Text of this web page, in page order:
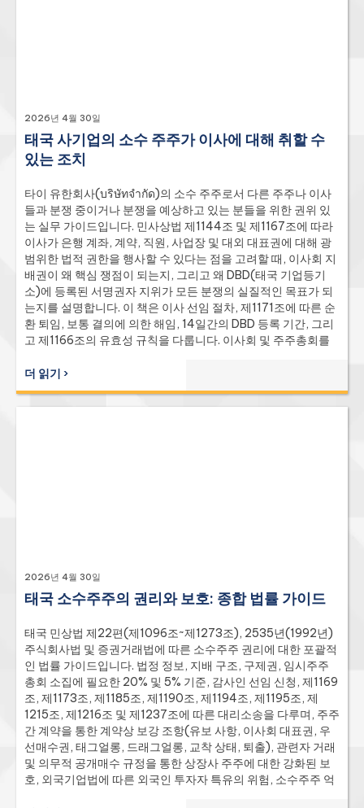
2026년 4월 30일
태국 사기업의 소수 주주가 이사에 대해 취할 수
있는 조치
타이 유한회사(บริษัทจำกัด)의 소수 주주로서 다른 주주나 이사
들과 분쟁 중이거나 분쟁을 예상하고 있는 분들을 위한 권위 있
는 실무 가이드입니다. 민사상법 제1144조 및 제1167조에 따라
이사가 은행 계좌, 계약, 직원, 사업장 및 대외 대표권에 대해 광
범위한 법적 권한을 행사할 수 있다는 점을 고려할 때, 이사회 지
배권이 왜 핵심 쟁점이 되는지, 그리고 왜 DBD(태국 기업등기
소)에 등록된 서명권자 지위가 모든 분쟁의 실질적인 목표가 되
는지를 설명합니다. 이 책은 이사 선임 절차, 제1171조에 따른 순
환 퇴임, 보통 결의에 의한 해임, 14일간의 DBD 등록 기간, 그리
고 제1166조의 유효성 규칙을 다룹니다. 이사회 및 주주총회를
1166조, 제1173조, 제1174조, 제1175조, 제1178조, 제1182조,
제1184조, 제1185조, 제1187조, 1190, 1191, 1194, 1195, 1207
조)에 관한 절차 규칙을 규정하며, 태국 대법원(ศาลฎีกา)의 주요
기, 제350조에 따른 채권자 기망, 컴퓨터 관련 범죄법, 그리고
B.E. 2499년 (1956)에 따른 범죄. 직원인 소수 이사들의 노동법
기에는 노동보호법 제118조에 따른 법정 퇴직금(30일에서 400
일분의 전액), 대법원 판결 제2923/2524호에 따른 계약 무효
화, 노동법원 설립 및 절차에 관한 법률(B.E. 2522) 제49조에 따
른 부당해고 보상, 미지급 임금에 대한 15% 이자 및 7일당 15%
의 가산금, 그리고 노동보호법(LPA) 제144조에 따른 형사 책임
등이 포함됩니다. 법원 수수료 및 일정표, 제1195조의 일반적인
사유, 형사 규정 요약, 기한이 명시된 8단계 전략적 절차 전체, 그
리고 포괄적인 FAQ가 포함되어 있습니다. 인용된 출처로는 기업
진흥국(dbd.go.th), 사법부 수수료 계산기(fees.coj.go.th), 노
동부(mol.go.th), 노동보호복지국(labour.go.th), 법무부
더 읽기 ›
2026년 4월 30일
태국 소수주주의 권리와 보호: 종합 법률 가이드
태국 민상법 제22편(제1096조~제1273조), 2535년(1992년)
주식회사법 및 증권거래법에 따른 소수주주 권리에 대한 포괄적
인 법률 가이드입니다. 법정 정보, 지배 구조, 구제권, 임시주주
총회 소집에 필요한 20% 및 5% 기준, 감사인 선임 신청, 제1169
조, 제1173조, 제1185조, 제1190조, 제1194조, 제1195조, 제
1215조, 제1216조 및 제1237조에 따른 대리소송을 다루며, 주주
간 계약을 통한 계약상 보강 조항(유보 사항, 이사회 대표권, 우
선매수권, 태그얼롱, 드래그얼롱, 교착 상태, 퇴출), 관련자 거래
및 의무적 공개매수 규정을 통한 상장사 주주에 대한 강화된 보
호, 외국기업법에 따른 외국인 투자자 특유의 위험, 소수주주 억